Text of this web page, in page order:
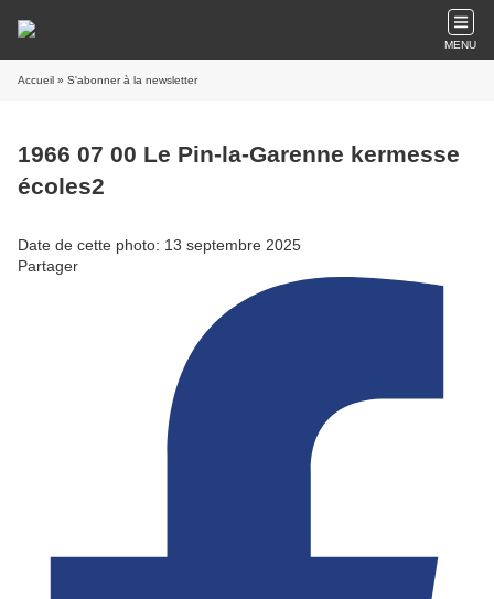
MENU
Accueil » S'abonner à la newsletter
1966 07 00 Le Pin-la-Garenne kermesse
écoles2
Date de cette photo: 13 septembre 2025
Partager